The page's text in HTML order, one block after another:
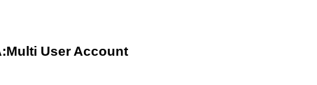
User Account